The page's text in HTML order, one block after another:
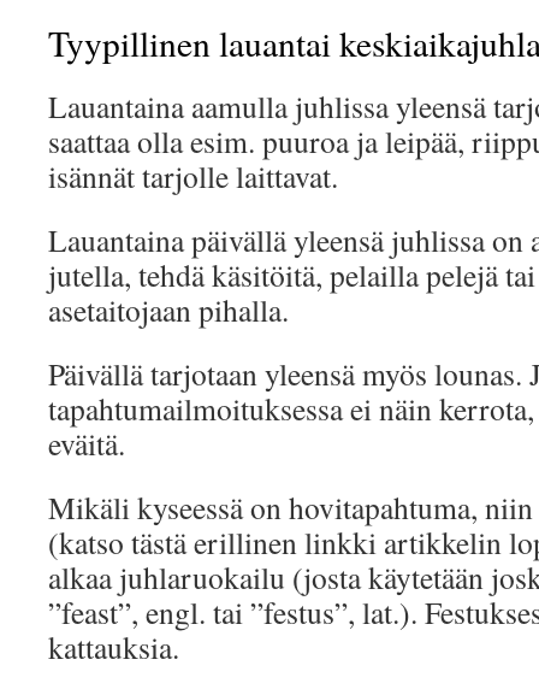
Tyypillinen lauantai
Lauantaina aamulla juhlissa yleensä
saattaa olla esim. puuroa ja leipää,
isännät tarjolle laittavat.
Lauantaina päivällä yleensä juhlissa on
jutella, tehdä käsitöitä, pelailla pelejä
asetaitojaan pihalla.
Päivällä tarjotaan yleensä myös lounas.
tapahtumailmoituksessa ei näin
eväitä.
Mikäli kyseessä on hovitapahtuma,
(katso tästä erillinen linkki artikkelin
alkaa juhlaruokailu (josta käytetään
”feast”, engl. tai ”festus”, lat.).
kattauksia.